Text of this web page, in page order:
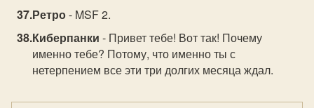
Ретро- MSF 2.
Киберпанки - Привет тебе! Вот так! Почему
именно тебе? Потому, что именно ты с
нетерпением все эти три долгих месяца ждал.